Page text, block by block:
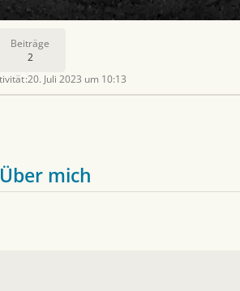
Beiträge
2
20. Juli 2023 um 10:13
Über mich